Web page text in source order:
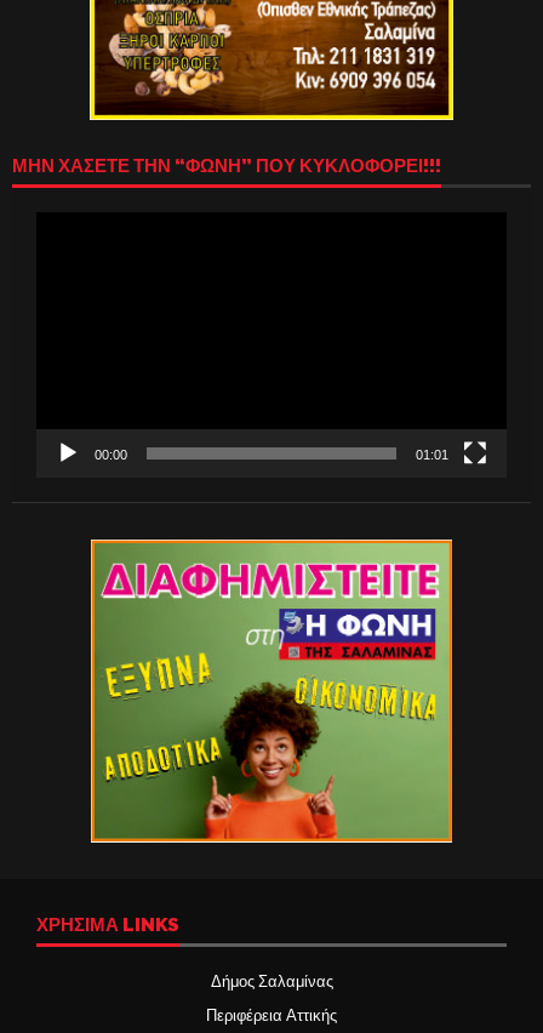
ΜΗΝ ΧΑΣΕΤΕ ΤΗΝ “ΦΩΝΗ” ΠΟΥ ΚΥΚΛΟΦΟΡΕΙ!!!
00:00 01:01
ΧΡΉΣΙΜΑ LINKS
Δήμος Σαλαμίνας
Περιφέρεια Αττικής